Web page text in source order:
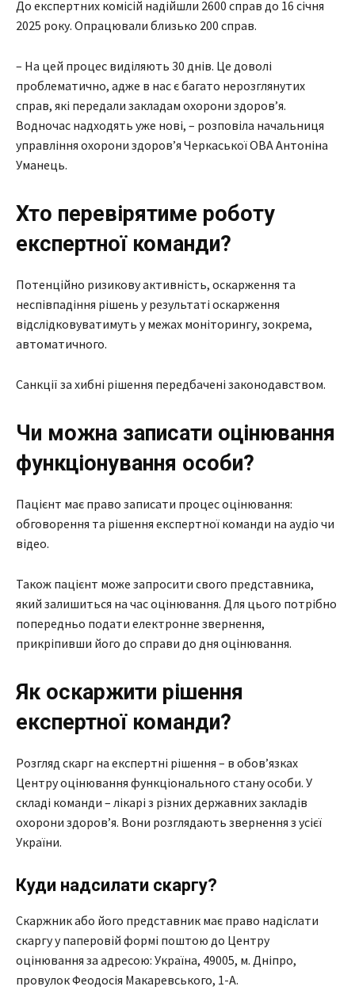
До експертних комісій надійшли 2600 справ до 16 січня
2025 року. Опрацювали близько 200 справ.
– На цей процес виділяють 30 днів. Це доволі
проблематично, адже в нас є багато нерозглянутих
справ, які передали закладам охорони здоров’я.
Водночас надходять уже нові, – розповіла начальниця
управління охорони здоров’я Черкаської ОВА Антоніна
Уманець.
Хто перевірятиме роботу
експертної команди?
Потенційно ризикову активність, оскарження та
неспівпадіння рішень у результаті оскарження
відслідковуватимуть у межах моніторингу, зокрема,
автоматичного.
Санкції за хибні рішення передбачені законодавством.
Чи можна записати оцінювання
функціонування особи?
Пацієнт має право записати процес оцінювання:
обговорення та рішення експертної команди на аудіо чи
відео.
Також пацієнт може запросити свого представника,
який залишиться на час оцінювання. Для цього потрібно
попередньо подати електронне звернення,
прикріпивши його до справи до дня оцінювання.
Як оскаржити рішення
експертної команди?
Розгляд скарг на експертні рішення – в обов’язках
Центру оцінювання функціонального стану особи. У
складі команди – лікарі з різних державних закладів
охорони здоров’я. Вони розглядають звернення з усієї
України.
Куди надсилати скаргу?
Скаржник або його представник має право надіслати
скаргу у паперовій формі поштою до Центру
оцінювання за адресою: Україна, 49005, м. Дніпро,
провулок Феодосія Макаревського, 1-А.